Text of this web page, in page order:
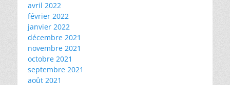
avril 2022
février 2022
janvier 2022
décembre 2021
novembre 2021
octobre 2021
septembre 2021
août 2021